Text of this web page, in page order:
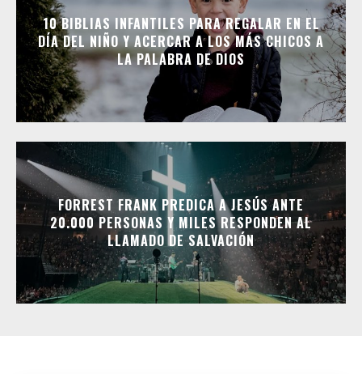
10 BIBLIAS INFANTILES PARA REGALAR EN EL
DÍA DEL NIÑO Y ACERCAR A LOS MÁS CHICOS A
LA PALABRA DE DIOS
FORREST FRANK PREDICA A JESÚS ANTE
20.000 PERSONAS Y MILES RESPONDEN AL
LLAMADO DE SALVACIÓN